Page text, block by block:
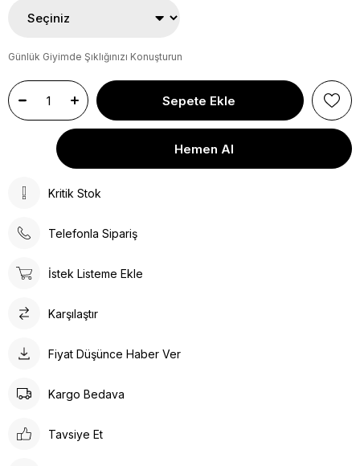
Günlük Giyimde Şıklığınızı Konuşturun
Kritik Stok
Telefonla Sipariş
İstek Listeme Ekle
Karşılaştır
Fiyat Düşünce Haber Ver
Kargo Bedava
Tavsiye Et